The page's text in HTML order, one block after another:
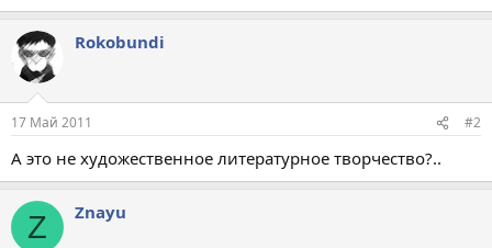
Rokobundi
17 Май 2011 #2
А это не художественное литературное творчество?..
Z Znayu